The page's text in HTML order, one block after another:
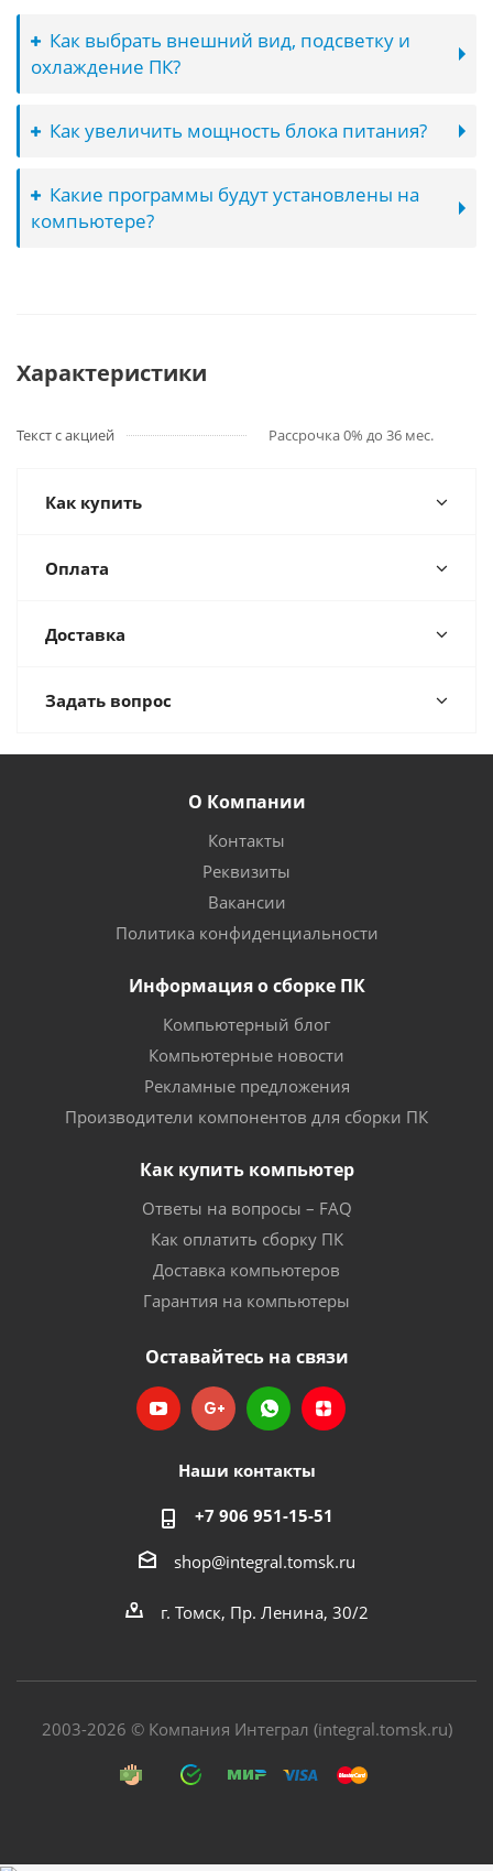
Как выбрать внешний вид, подсветку и
охлаждение ПК?
Как увеличить мощность блока питания?
Какие программы будут установлены на
компьютере?
Характеристики
Текст с акцией Рассрочка 0% до 36 мес.
Как купить
Оплата
Доставка
Задать вопрос
О Компании
Контакты
Реквизиты
Вакансии
Политика конфиденциальности
Информация о сборке ПК
Компьютерный блог
Компьютерные новости
Рекламные предложения
Производители компонентов для сборки ПК
Как купить компьютер
Ответы на вопросы – FAQ
Как оплатить сборку ПК
Доставка компьютеров
Гарантия на компьютеры
Оставайтесь на связи
Наши контакты
+7 906 951-15-51
shop@integral.tomsk.ru
г. Томск, Пр. Ленина, 30/2
2003-2026 © Компания Интеграл (integral.tomsk.ru)